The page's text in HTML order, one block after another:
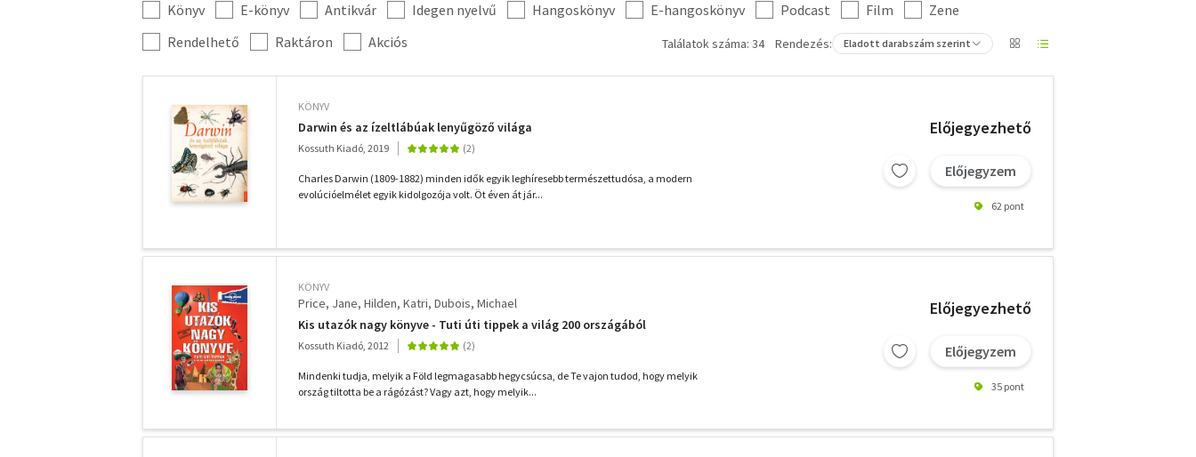
Kategória
szűrés
Könyv E-könyv Antikvár Idegen nyelvű Hangoskönyv E-hangoskönyv Podcast Film
Zene
További
szűrők
Rendelhető Raktáron Akciós Találatok száma: 34 Rendezés: Eladott darabszám szerint
KÖNYV
Darwin és az ízeltlábúak lenyűgöző világa
Kossuth Kiadó, 2019
Charles Darwin (1809-1882) minden idők egyik leghíresebb természettudósa, a modern
evolúcióelmélet egyik kidolgozója volt. Öt éven át jár...
Előjegyezhető
Előjegyzem
62 pont
KÖNYV
Price, Jane Hilden, Katri Dubois, Michael
Kis utazók nagy könyve - Tuti úti tippek a világ 200 országából
Kossuth Kiadó, 2012
Mindenki tudja, melyik a Föld legmagasabb hegycsúcsa, de Te vajon tudod, hogy melyik
ország tiltotta be a rágózást? Vagy azt, hogy melyik...
Előjegyezhető
Előjegyzem
35 pont